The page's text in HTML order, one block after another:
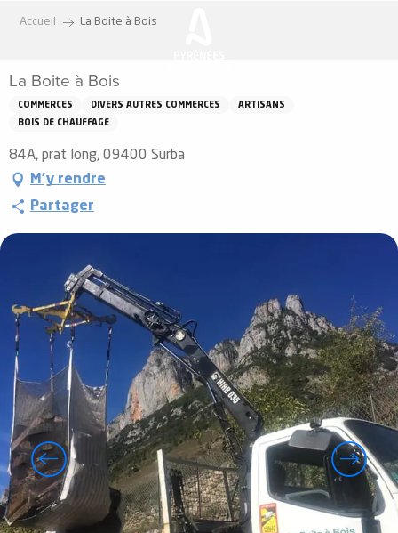
principal
Accueil La Boite à Bois
La Boite à Bois
COMMERCES DIVERS AUTRES COMMERCES
ARTISANS
BOIS DE CHAUFFAGE
84A, prat long, 09400 Surba
M'y rendre
Partager